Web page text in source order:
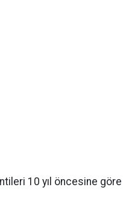
10 yıl öncesine göre